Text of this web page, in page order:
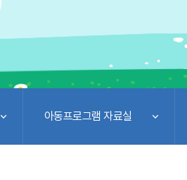
아동프로그램 자료실